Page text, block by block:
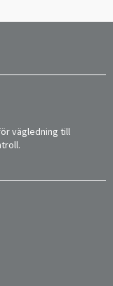
vägledning till